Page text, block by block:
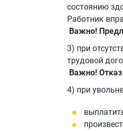
состоянию
Работник
Важно!
3) при
трудовой
Важно!
4) при